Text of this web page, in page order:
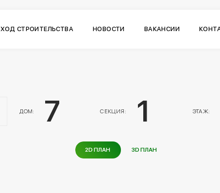
ХОД СТРОИТЕЛЬСТВА НОВОСТИ ВАКАНСИИ
ДОМ: 7 СЕКЦИЯ: 1 ЭТАЖ:
2D ПЛАН 3D ПЛАН